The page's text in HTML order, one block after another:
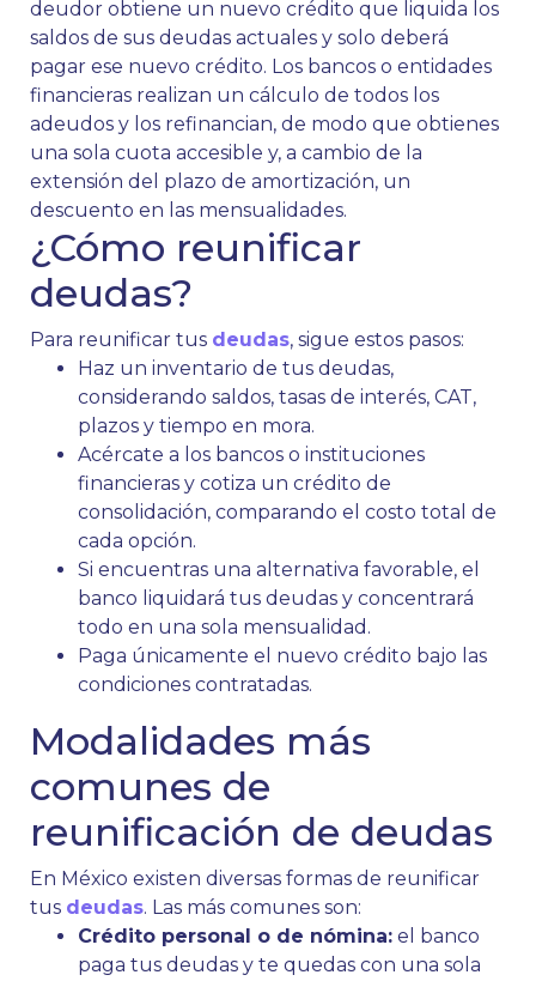
deudor obtiene un nuevo crédito que liquida los
saldos de sus deudas actuales y solo deberá
pagar ese nuevo crédito. Los bancos o entidades
financieras realizan un cálculo de todos los
adeudos y los refinancian, de modo que obtienes
una sola cuota accesible y, a cambio de la
extensión del plazo de amortización, un
descuento en las mensualidades.
¿Cómo reunificar
deudas?
Para reunificar tus deudas, sigue estos pasos:
Haz un inventario de tus deudas,
considerando saldos, tasas de interés, CAT,
plazos y tiempo en mora.
Acércate a los bancos o instituciones
financieras y cotiza un crédito de
consolidación, comparando el costo total de
cada opción.
Si encuentras una alternativa favorable, el
banco liquidará tus deudas y concentrará
todo en una sola mensualidad.
Paga únicamente el nuevo crédito bajo las
condiciones contratadas.
Modalidades más
comunes de
reunificación de deudas
En México existen diversas formas de reunificar
tus deudas. Las más comunes son:
Crédito personal o de nómina: el banco
paga tus deudas y te quedas con una sola